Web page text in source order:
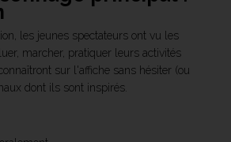
les jeunes spectateurs ont vu les
marcher, pratiquer leurs activités
sur l'affiche sans hésiter (ou
dont ils sont inspirés.